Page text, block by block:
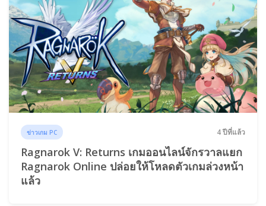
ข่าวเกม PC 4 ปีที่แล้ว
Ragnarok V: Returns เกมออนไลน์จักรวาลแยก
Ragnarok Online ปล่อยให้โหลดตัวเกมล่วงหน้า
แล้ว